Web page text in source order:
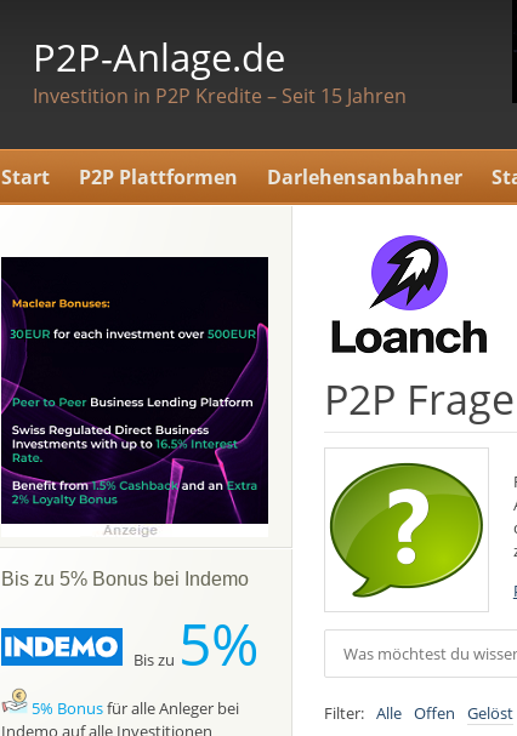
P2P-Anlage.de
Investition in P2P Kredite – Seit 15 Jahren
Start P2P Plattformen Darlehensanbahner
P2P
Filter: Alle Offen Gelöst
Bis zu 5% Bonus bei Indemo
Bis zu 5%
5% Bonusfür alle Anleger bei
Indemo auf alle Investitionen